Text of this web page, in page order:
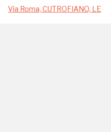
Via Roma, CUTROFIANO, LE